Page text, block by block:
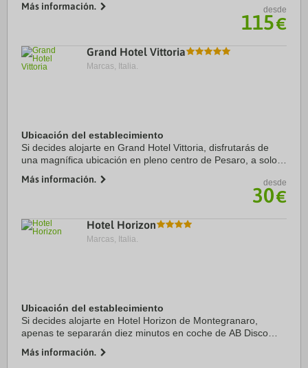
este hotel de playa se encuentra ...
Más información. desde
115€
Grand Hotel Vittoria
Marcas, Italia.
Ubicación del establecimiento
Si decides alojarte en Grand Hotel Vittoria, disfrutarás de
una magnífica ubicación en pleno centro de Pesaro, a solo
este hotel para familias se ...
Más información. desde
30€
Hotel Horizon
Marcas, Italia.
Ubicación del establecimiento
Si decides alojarte en Hotel Horizon de Montegranaro,
apenas te separarán diez minutos en coche de AB Disco
Montegranaro. Además, este hotel con ...
Más información.